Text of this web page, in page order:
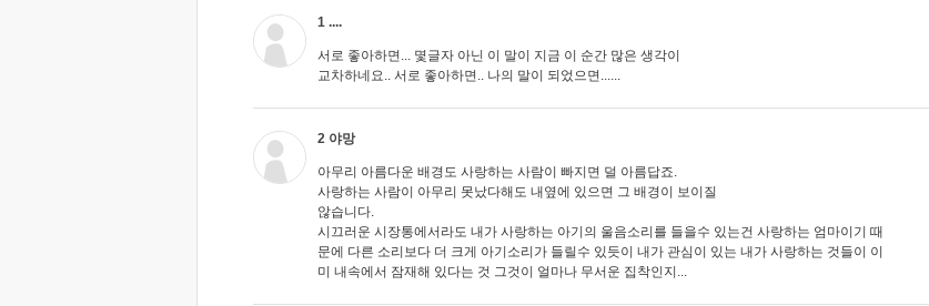
1 ....
서로 좋아하면... 몇글자 아닌 이 말이 지금 이 순간 많은 생각이
교차하네요.. 서로 좋아하면.. 나의 말이 되었으면......
2 야망
아무리 아름다운 배경도 사랑하는 사람이 빠지면 덜 아름답죠.
사랑하는 사람이 아무리 못났다해도 내옆에 있으면 그 배경이 보이질
않습니다.
시끄러운 시장통에서라도 내가 사랑하는 아기의 울음소리를 들을수 있는건 사랑하는 엄마이기 때
문에 다른 소리보다 더 크게 아기소리가 들릴수 있듯이 내가 관심이 있는 내가 사랑하는 것들이 이
미 내속에서 잠재해 있다는 것 그것이 얼마나 무서운 집착인지...